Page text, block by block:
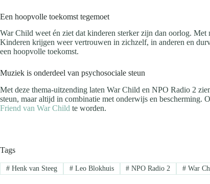
Een hoopvolle toekomst tegemoet
War Child weet én ziet dat kinderen sterker zijn dan oorlog.
Kinderen krijgen weer vertrouwen in zichzelf, in anderen en
een hoopvolle toekomst.
Muziek is onderdeel van psychosociale steun
Met deze thema-uitzending laten War Child en NPO Radio 2
steun, maar altijd in combinatie met onderwijs en bescherming.
Friend van War Child te worden.
Tags
#Henk van Steeg #Leo Blokhuis # NPO Radio 2 # War